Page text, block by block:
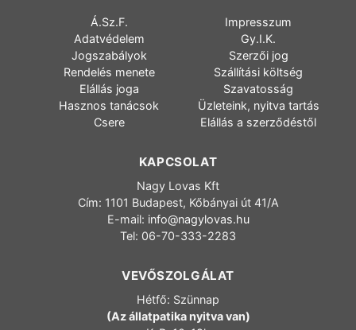
Á.Sz.F.
Impresszum
Adatvédelem
Gy.I.K.
Jogszabályok
Szerzői jog
Rendelés menete
Szállítási költség
Elállás joga
Szavatosság
Hasznos tanácsok
Üzleteink, nyitva tartás
Csere
Elállás a szerződéstől
KAPCSOLAT
Nagy Lovas Kft
Cím: 1101 Budapest, Kőbányai út 41/A
E-mail: info@nagylovas.hu
Tel: 06-70-333-2283
VEVŐSZOLGÁLAT
Hétfő: Szünnap
(Az állatpatika nyitva van)